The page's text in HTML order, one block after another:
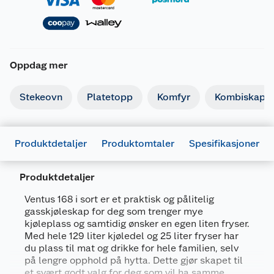
Oppdag mer
Stekeovn Platetopp Komfyr Kombiskap
Produktdetaljer Produktomtaler Spesifikasjoner
Produktdetaljer
Ventus 168 i sort er et praktisk og pålitelig
gasskjøleskap for deg som trenger mye
kjøleplass og samtidig ønsker en egen liten fryser.
Med hele 129 liter kjøledel og 25 liter fryser har
du plass til mat og drikke for hele familien, selv
på lengre opphold på hytta. Dette gjør skapet til
Generelt
Artikkelnummer
7028640069372
Leverandørens artikkelnummer
542168
Farge